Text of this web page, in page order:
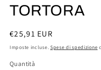
TORTORA
Prezzo
di
€25,91 EUR
Imposte incluse. Spese di spedizione
Quantità